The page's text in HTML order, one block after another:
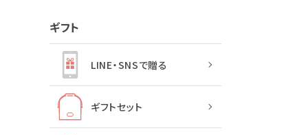
ギフト
LINE・SNSで贈る
ギフトセット